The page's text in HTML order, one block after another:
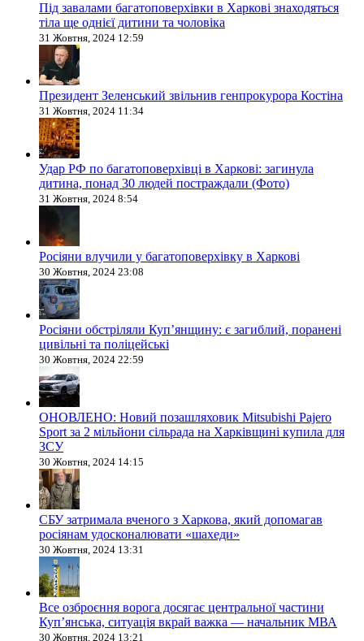
Під завалами багатоповерхівки в Харкові знаходяться
тіла ще однієї дитини та чоловіка
31 Жовтня, 2024 12:59
Президент Зеленський звільнив генпрокурора Костіна
31 Жовтня, 2024 11:34
Удар РФ по багатоповерхівці в Харкові: загинула
дитина, понад 30 людей постраждали (Фото)
31 Жовтня, 2024 8:54
Росіяни влучили у багатоповерхівку в Харкові
30 Жовтня, 2024 23:08
Росіяни обстріляли Купʼянщину: є загиблий, поранені
цивільні та поліцейські
30 Жовтня, 2024 22:59
ОНОВЛЕНО: Новий позашляховик Mitsubishi Pajero
Sport за 2 мільйони сільрада на Харківщині купила для
ЗСУ
30 Жовтня, 2024 14:15
СБУ затримала вченого з Харкова, який допомагав
росіянам удосконалювати «шахеди»
30 Жовтня, 2024 13:31
Все озброєння ворога досягає центральної частини
Куп’янська, ситуація вкрай важка — начальник МВА
30 Жовтня, 2024 13:21